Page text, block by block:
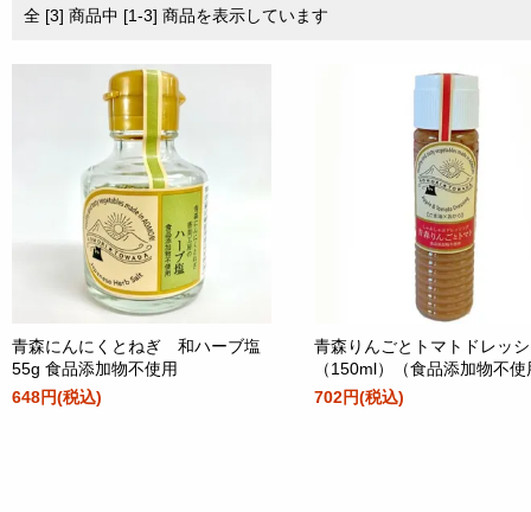
全 [3] 商品中 [1-3] 商品を表示しています
青森にんにくとねぎ 和ハーブ塩
55g 食品添加物不使用
648円(税込)
青森りんごとトマトドレッ
（150ml）（食品添加物不
702円(税込)